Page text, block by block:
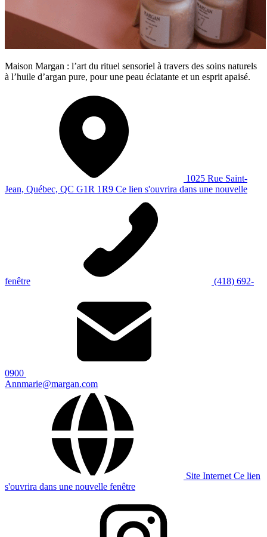
Maison Margan : l’art du rituel sensoriel à travers des soins naturels
à l’huile d’argan pure, pour une peau éclatante et un esprit apaisé.
1025 Rue Saint-
Jean, Québec, QC G1R 1R9 Ce lien s'ouvrira dans une nouvelle
fenêtre (418) 692-
0900
Annmarie@margan.com
Site Internet Ce lien
s'ouvrira dans une nouvelle fenêtre